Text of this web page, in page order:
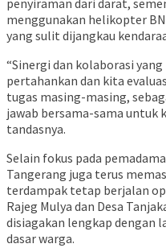
penyiraman dari darat,
menggunakan helikopter
yang sulit dijangkau
“Sinergi dan kolaborasi
pertahankan dan kita
tugas masing-masing,
jawab bersama-sama untuk
tandasnya.
Selain fokus pada
Tangerang juga terus
terdampak tetap berjalan
Rajeg Mulya dan Desa
disiagakan lengkap dengan
dasar warga.